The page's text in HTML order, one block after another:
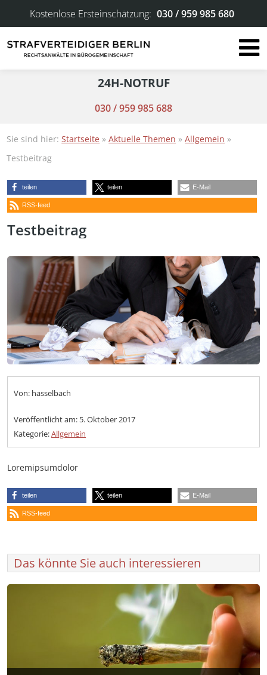
Kostenlose Ersteinschätzung: 030 / 959 985 680
24H-NOTRUF
030 / 959 985 688
Sie sind hier:Startseite »Aktuelle Themen »Allgemein »
Testbeitrag
teilen teilen E-Mail
RSS-feed
Testbeitrag
Von: hasselbach
Veröffentlicht am: 5. Oktober 2017
Kategorie:Allgemein
Loremipsumdolor
teilen teilen E-Mail
RSS-feed
Das könnte Sie auch interessieren